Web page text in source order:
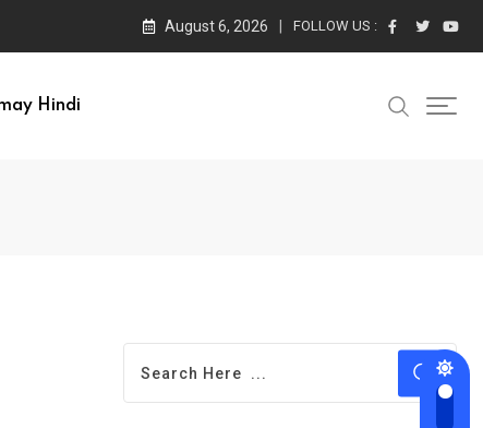
August 6, 2026 FOLLOW US :
Hindi